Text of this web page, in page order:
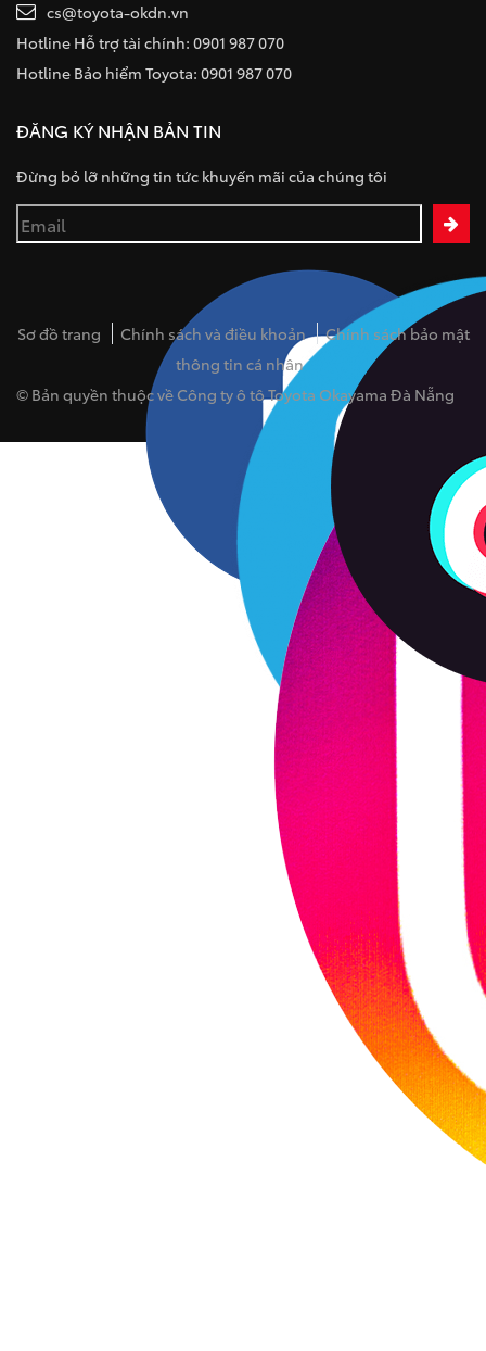
cs@toyota-okdn.vn
Hotline Hỗ trợ tài chính: 0901 987 070
Hotline Bảo hiểm Toyota: 0901 987 070
ĐĂNG KÝ NHẬN BẢN TIN
Đừng bỏ lỡ những tin tức khuyến mãi của chúng tôi
Sơ đồ trang Chính sách và điều khoản
Chính sách bảo mật
thông tin cá nhân
© Bản quyền thuộc về Công ty ô tô Toyota Okayama Đà Nẵng